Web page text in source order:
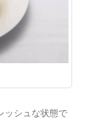
ッシュな状態で